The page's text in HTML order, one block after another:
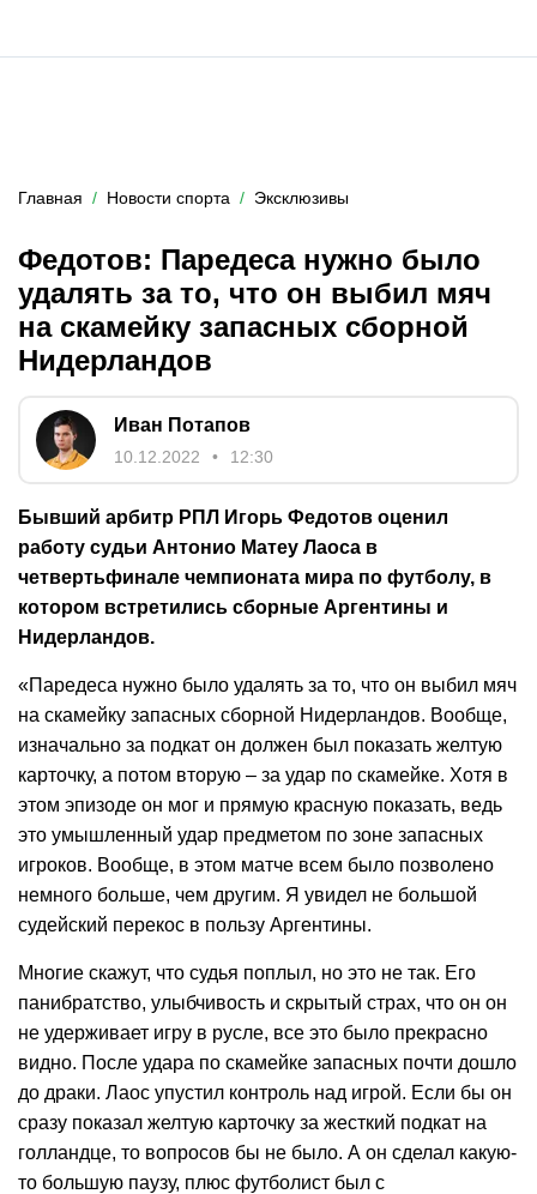
Главная Новости спорта Эксклюзивы
Федотов: Паредеса нужно было
удалять за то, что он выбил мяч
на скамейку запасных сборной
Нидерландов
Иван Потапов
10.12.2022 12:30
Бывший арбитр РПЛ Игорь Федотов оценил
работу судьи Антонио Матеу Лаоса в
четвертьфинале чемпионата мира по футболу, в
котором встретились сборные Аргентины и
Нидерландов.
«Паредеса нужно было удалять за то, что он выбил мяч
на скамейку запасных сборной Нидерландов. Вообще,
изначально за подкат он должен был показать желтую
карточку, а потом вторую – за удар по скамейке. Хотя в
этом эпизоде он мог и прямую красную показать, ведь
это умышленный удар предметом по зоне запасных
игроков. Вообще, в этом матче всем было позволено
немного больше, чем другим. Я увидел не большой
судейский перекос в пользу Аргентины.
Многие скажут, что судья поплыл, но это не так. Его
панибратство, улыбчивость и скрытый страх, что он он
не удерживает игру в русле, все это было прекрасно
видно. После удара по скамейке запасных почти дошло
до драки. Лаос упустил контроль над игрой. Если бы он
сразу показал желтую карточку за жесткий подкат на
голландце, то вопросов бы не было. А он сделал какую-
то большую паузу, плюс футболист был с